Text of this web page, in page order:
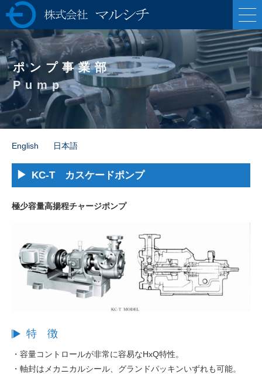
株式会社マルシ
チ 各種ポンプの製
造販売・油圧プレ
ス機械の専業メー
カー
ポンプ事業部
Pump
English 日本語
KC-T カスケードポンプ
極少容量高揚程チャージポンプ
特 徴
・容量コントロールが非常に容易なHxQ特性。
・軸封はメカニカルシール、グランドパッキンいずれも可能。